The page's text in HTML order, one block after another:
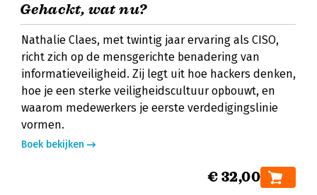
Gehackt, wat nu?
Nathalie Claes, met twintig jaar ervaring als CISO,
richt zich op de mensgerichte benadering van
informatieveiligheid. Zij legt uit hoe hackers denken,
hoe je een sterke veiligheidscultuur opbouwt, en
waarom medewerkers je eerste verdedigingslinie
vormen.
Boek bekijken
€ 32,00